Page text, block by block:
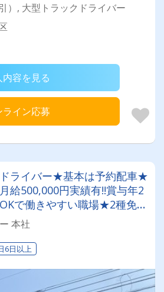
）, 大型トラックドライバー
内容を見る
ライン応募
ライバー★基本は予約配車★
給500,000円実績有!!賞与年2
で働きやすい職場★2種免許
！
本社
6日以上